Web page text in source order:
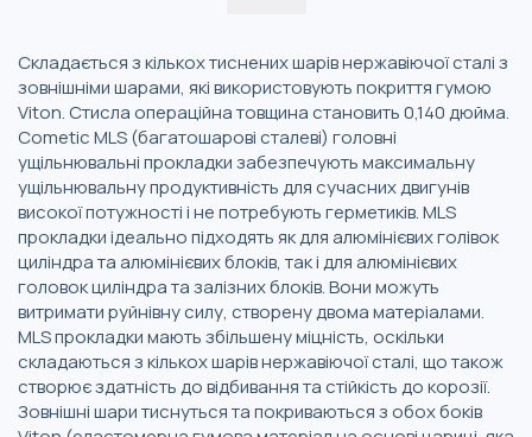
Складається з кількох тиснених шарів нержавіючої сталі з
зовнішніми шарами, які використовують покриття гумою
Viton. Стисла операційна товщина становить 0,140 дюйма.
Cometic MLS (багатошарові сталеві) головні
ущільнювальні прокладки забезпечують максимальну
ущільнювальну продуктивність для сучасних двигунів
високої потужності і не потребують герметиків. MLS
прокладки ідеально підходять як для алюмінієвих голівок
циліндра та алюмінієвих блоків, так і для алюмінієвих
головок циліндра та залізних блоків. Вони можуть
витримати руйнівну силу, створену двома матеріалами.
MLS прокладки мають збільшену міцність, оскільки
складаються з кількох шарів нержавіючої сталі, що також
створює здатність до відбивання та стійкість до корозії.
Зовнішні шари тиснуться та покриваються з обох боків